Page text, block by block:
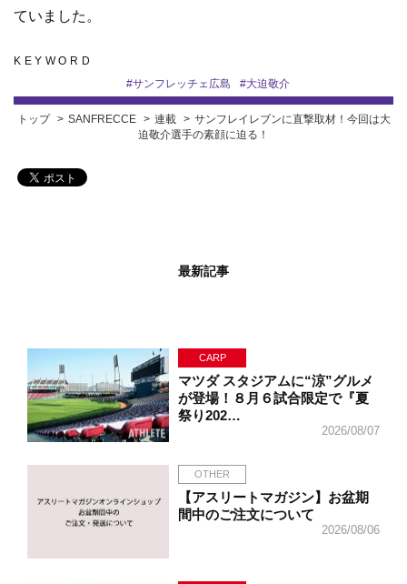
ていました。
KEYWORD
#サンフレッチェ広島 #大迫敬介
トップ SANFRECCE 連載
サンフレイレブンに直撃取材！今回は大
迫敬介選手の素顔に迫る！
最新記事
CARP
マツダ スタジアムに“涼”グルメ
が登場！８月６試合限定で『夏
祭り202…
2026/08/07
OTHER
【アスリートマガジン】お盆期
間中のご注文について
2026/08/06